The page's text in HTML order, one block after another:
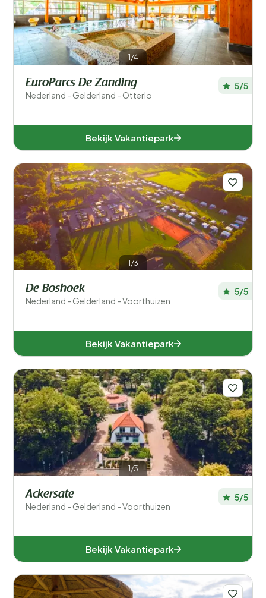
1/4
EuroParcs De Zanding
Nederland - Gelderland - Otterlo
5/5
Bekijk Vakantiepark
1/3
De Boshoek
Nederland - Gelderland - Voorthuizen
5/5
Bekijk Vakantiepark
1/3
Ackersate
Nederland - Gelderland - Voorthuizen
5/5
Bekijk Vakantiepark